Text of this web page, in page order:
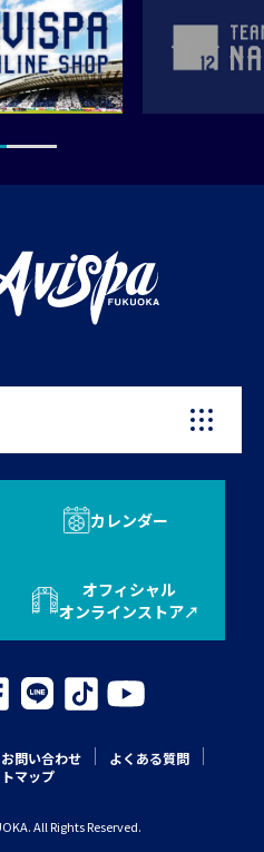
カレンダー
オフィシャル
オンラインストア
お問い合わせ
よくある質問
マップ
All Rights Reserved.